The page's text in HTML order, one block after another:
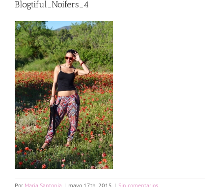
Blogtiful_Noifers_4
Por Maria Santonja | mayo 17th, 2015 | Sin comentarios